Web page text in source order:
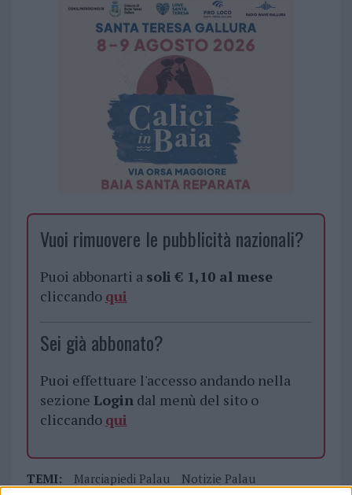
Vuoi rimuovere le pubblicità nazionali?
Puoi abbonarti a soli € 1,10 al mese
cliccando qui
Sei già abbonato?
Puoi effettuare l'accesso andando nella
sezione Logindal menù del sito o
cliccando qui
TEMI: Marciapiedi Palau
Notizie Palau